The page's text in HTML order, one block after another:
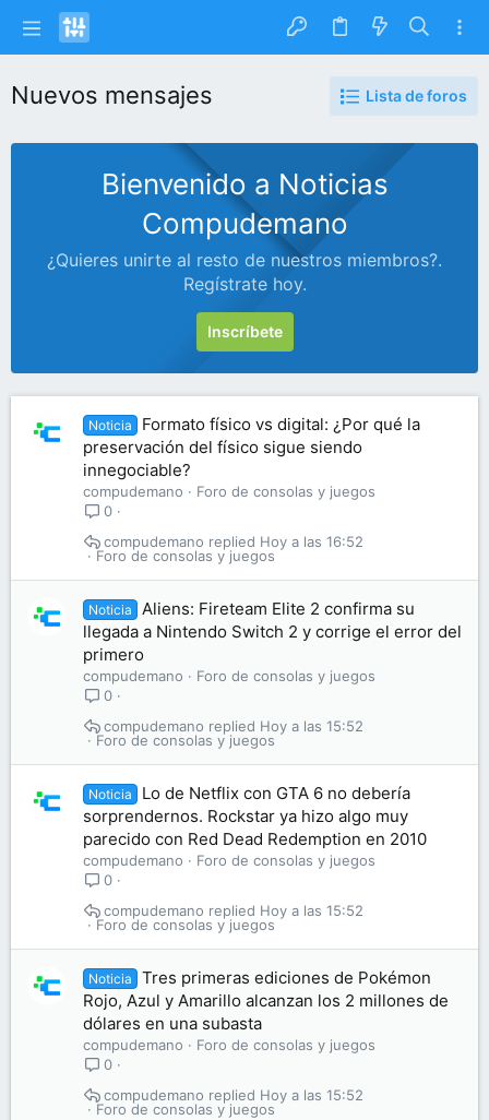
Nuevos mensajes Lista de foros
Bienvenido a Noticias
Compudemano
¿Quieres unirte al resto de nuestros miembros?.
Regístrate hoy.
Inscríbete
Noticia
Formato físico vs digital: ¿Por qué la
preservación del físico sigue siendo
innegociable?
compudemano
Foro de consolas y juegos
0
Foro de consolas y juegos
Hoy a las 16:52
compudemano
Noticia
Aliens: Fireteam Elite 2 confirma su
llegada a Nintendo Switch 2 y corrige el error del
primero
compudemano
Foro de consolas y juegos
0
Foro de consolas y juegos
Hoy a las 15:52
compudemano
Noticia
Lo de Netflix con GTA 6 no debería
sorprendernos. Rockstar ya hizo algo muy
parecido con Red Dead Redemption en 2010
compudemano
Foro de consolas y juegos
0
Foro de consolas y juegos
Hoy a las 15:52
compudemano
Noticia
Tres primeras ediciones de Pokémon
Rojo, Azul y Amarillo alcanzan los 2 millones de
dólares en una subasta
compudemano
Foro de consolas y juegos
0
Foro de consolas y juegos
Hoy a las 15:52
compudemano